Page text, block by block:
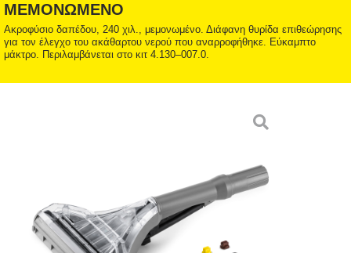
PROFESSIONAL
ΑΞΕΣΟΥΑΡ
ΜΕΜΟΝΩΜΈΝΟ
Ακροφύσιο δαπέδου, 240 χιλ., μεμονωμένο. Διάφανη θυρίδα επιθεώρησης
για τον έλεγχο του ακάθαρτου νερού που αναρροφήθηκε. Εύκαμπτο
μάκτρο. Περιλαμβάνεται στο κιτ 4.130–007.0.